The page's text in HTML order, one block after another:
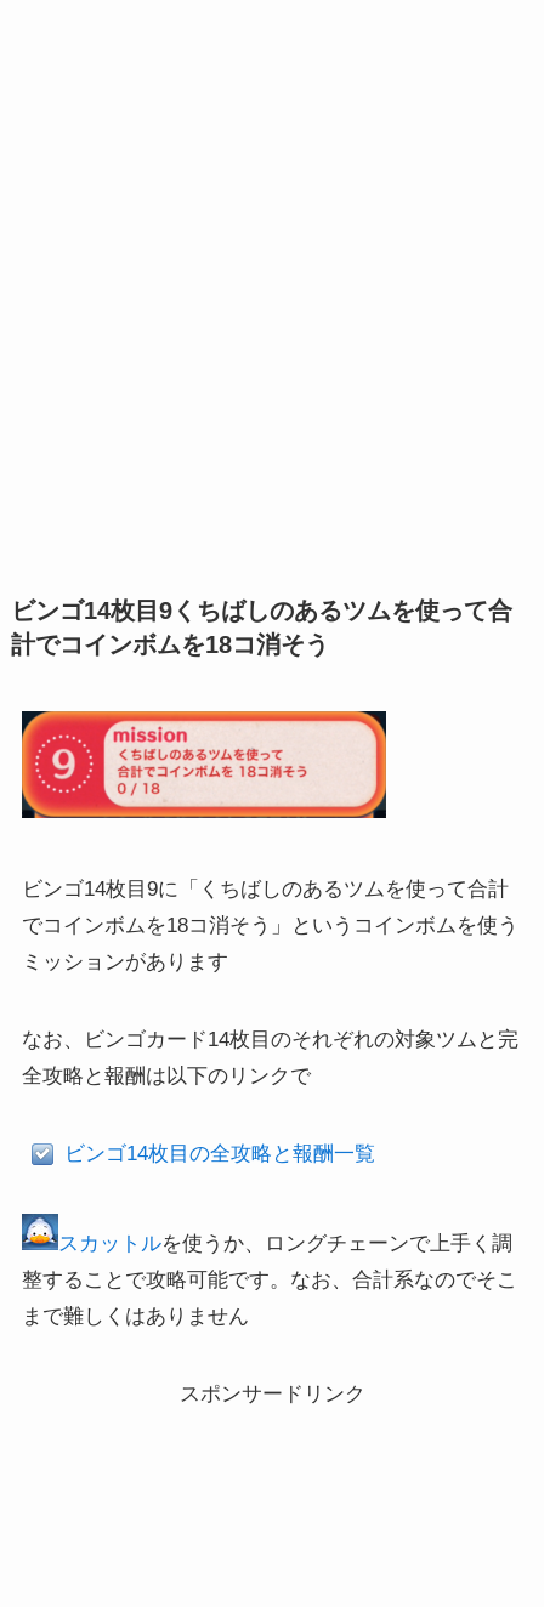
ビンゴ14枚目9くちばしのあるツムを使って合
計でコインボムを18コ消そう
ビンゴ14枚目9に「くちばしのあるツムを使って合計
でコインボムを18コ消そう」というコインボムを使う
ミッションがあります
なお、ビンゴカード14枚目のそれぞれの対象ツムと完
全攻略と報酬は以下のリンクで
ビンゴ14枚目の全攻略と報酬一覧
スカットルを使うか、ロングチェーンで上手く調
整することで攻略可能です。なお、合計系なのでそこ
まで難しくはありません
スポンサードリンク